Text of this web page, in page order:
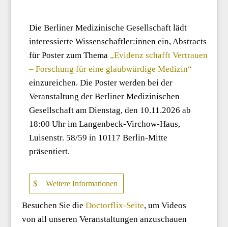
Die Berliner Medizinische Gesellschaft lädt
interessierte Wissenschaftler:innen ein, Abstracts
für Poster zum Thema „Evidenz schafft Vertrauen
– Forschung für eine glaubwürdige Medizin“
einzureichen. Die Poster werden bei der
Veranstaltung der Berliner Medizinischen
Gesellschaft am Dienstag, den 10.11.2026 ab
18:00 Uhr im Langenbeck-Virchow-Haus,
Luisenstr. 58/59 in 10117 Berlin-Mitte
präsentiert.
Weitere Informationen
Besuchen Sie die Doctorflix-Seite, um Videos
von all unseren Veranstaltungen anzuschauen